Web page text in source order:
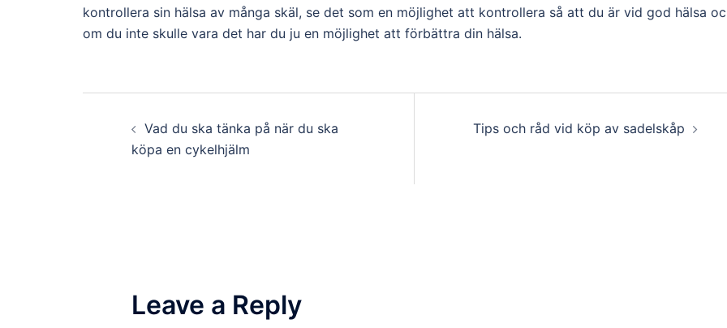
kontrollera sin hälsa av många skäl, se det som en möjlighet att kontrollera så att du är vid god hälsa
om du inte skulle vara det har du ju en möjlighet att förbättra din hälsa.
navigation
Vad du ska tänka på när du ska
köpa en cykelhjälm
Tips och råd vid köp av sadelskåp
Leave a Reply